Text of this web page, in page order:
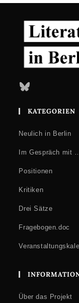
Bluesky
KATEGORIEN
Neulich in Berlin
Im Gespräch mit …
Positionen
Kritiken
Drei Sätze
Fragebogen.doc
Über das Projekt